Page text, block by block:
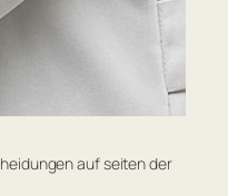
auf seiten der